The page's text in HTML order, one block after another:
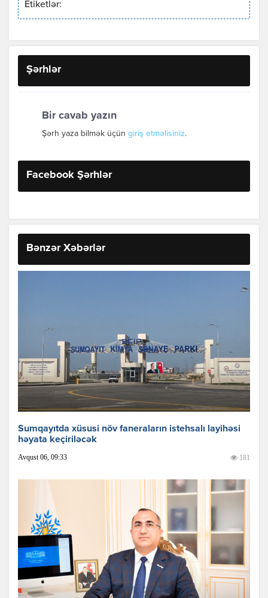
Etiketlər:
Şərhlər
Bir cavab yazın
Şərh yaza bilmək üçün giriş etməlisiniz.
Facebook Şərhlər
Bənzər Xəbərlər
Sumqayıtda xüsusi növ faneraların istehsalı layihəsi
həyata keçiriləcək
Avqust 06, 09:33 181